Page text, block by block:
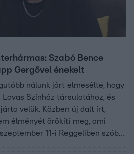
Szabó Bence
Gergővel énekelt
nálunk járt elmesélte, hogy
Színház társulatához, és
velük. Közben új dalt írt,
élményét örökíti meg, ami
11-i Reggeliben szóba